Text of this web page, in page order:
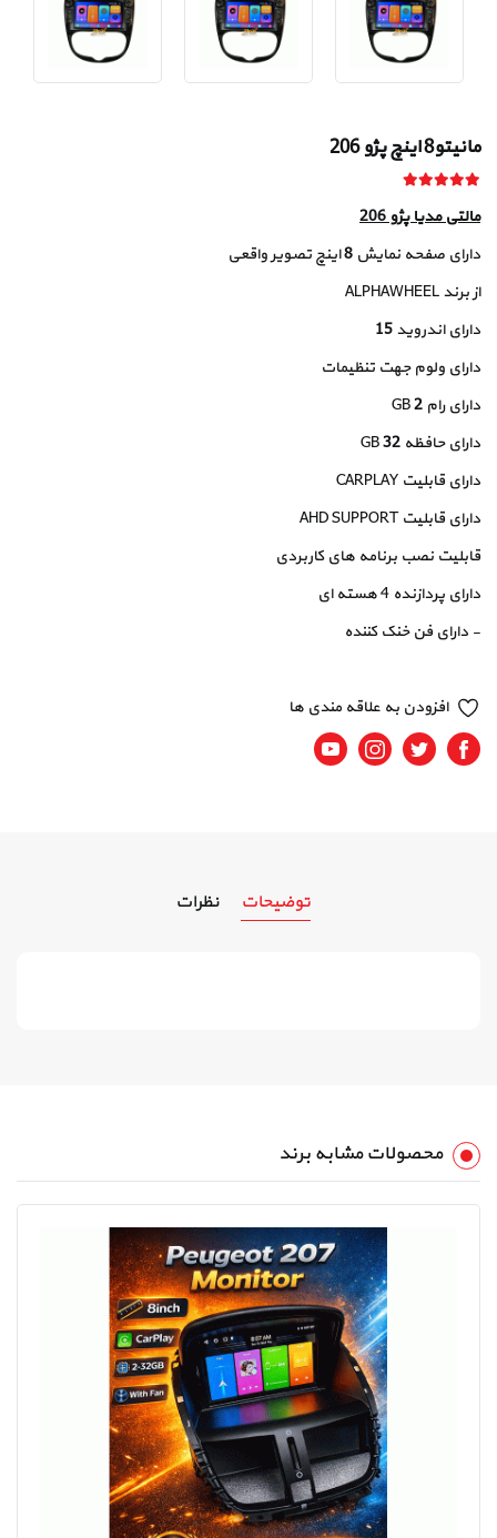
مانیتو8 اینچ پژو 206
مالتی مدیا پژو 206
دارای صفحه نمایش 8اینچ تصویر واقعی
از برند ALPHAWHEEL
دارای اندروید15
دارای ولوم جهت تنظیمات
دارای رام 2
دارای حافظه 32
دارای قابلیت CARPLAY
دارای قابلیت AHD SUPPORT
قابلیت نصب برنامه های کاربردی
دارای پردازنده 4 هسته ای
- دارای فن خنک کننده
افزودن به علاقه مندی ها
Facebook
Twitter
Instagram
Youtube
توضیحات نظرات
محصولات مشابه برند